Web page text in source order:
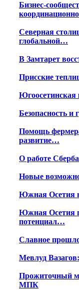
Бизнес-
Северная
глобальной…
В Замтарет
Присские
Югоосетинская
Безопасность
Помощь
развитие…
О работе
Новые
Южная Осетия
Южная Осетия
потенциал…
Славное
Мевлуд
Прожиточный
МПК